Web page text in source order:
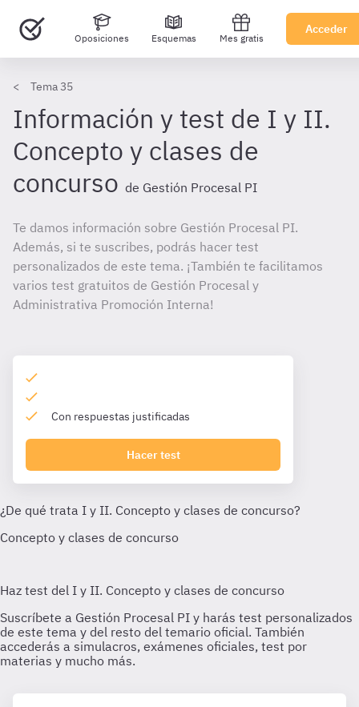
Oposiciones Esquemas Mes gratis
Acceder
Tema 35
Información y test de I y II.
Concepto y clases de
concurso de Gestión Procesal PI
Te damos información sobre Gestión Procesal PI.
Además, si te suscribes, podrás hacer test
personalizados de este tema. ¡También te facilitamos
varios test gratuitos de Gestión Procesal y
Administrativa Promoción Interna!
Con respuestas justificadas
Hacer test